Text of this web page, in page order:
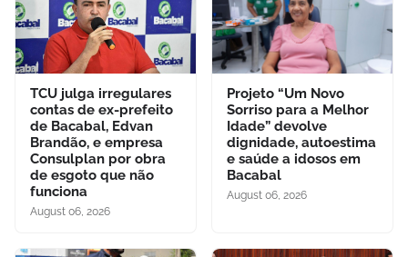
TCU julga irregulares
contas de ex-prefeito
de Bacabal, Edvan
Brandão, e empresa
Consulplan por obra
de esgoto que não
funciona
August 06, 2026
Projeto “Um Novo
Sorriso para a Melhor
Idade” devolve
dignidade, autoestima
e saúde a idosos em
Bacabal
August 06, 2026